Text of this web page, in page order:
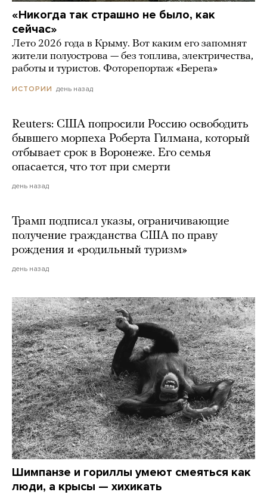
«Никогда так страшно не было, как
сейчас»
Лето 2026 года в Крыму. Вот каким его запомнят
жители полуострова — без топлива, электричества,
работы и туристов. Фоторепортаж «Берега»
ИСТОРИИ день назад
Reuters: США попросили Россию освободить
бывшего морпеха Роберта Гилмана, который
отбывает срок в Воронеже. Его семья
опасается, что тот при смерти
день назад
Трамп подписал указы, ограничивающие
получение гражданства США по праву
рождения и «родильный туризм»
день назад
Шимпанзе и гориллы умеют смеяться как
люди, а крысы — хихикать